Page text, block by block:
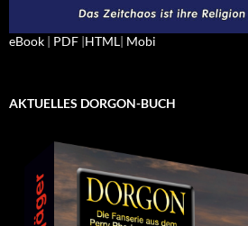
eBook | PDF |HTML| Mobi
AKTUELLES DORGON-BUCH